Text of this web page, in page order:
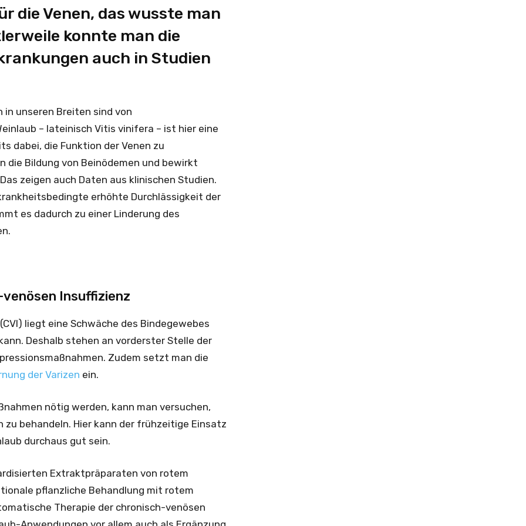
die Venen, das wusste man
konnte man die
auch in Studien
unseren Breiten sind von
– lateinisch Vitis vinifera – ist hier eine
dabei, die Funktion der Venen zu
Bildung von Beinödemen und bewirkt
zeigen auch Daten aus klinischen Studien.
erhöhte Durchlässigkeit der
es dadurch zu einer Linderung des
Insuffizienz
liegt eine Schwäche des Bindegewebes
Deshalb stehen an vorderster Stelle der
Zudem setzt man die
der Varizen ein.
nötig werden, kann man versuchen,
behandeln. Hier kann der frühzeitige Einsatz
durchaus gut sein.
Extraktpräparaten von rotem
pflanzliche Behandlung mit rotem
Therapie der chronisch-venösen